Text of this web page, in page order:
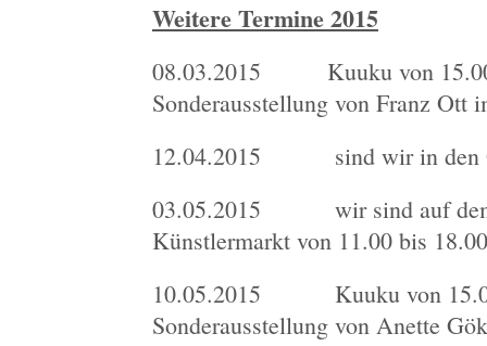
Weitere Termine 2015
08.03.2015 Kuuku von 15.00
Sonderausstellung von Franz Ott
12.04.2015 sind wir in den
03.05.2015 wir sind auf dem
Künstlermarkt von 11.00 bis
10.05.2015 Kuuku von
Sonderausstellung von Anette